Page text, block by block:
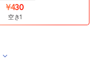
¥430
空き1